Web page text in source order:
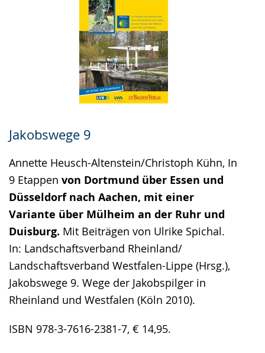
Jakobswege 9
Annette Heusch-Altenstein/Christoph Kühn, In
9 Etappen von Dortmund über Essen und
Düsseldorf nach Aachen, mit einer
Variante über Mülheim an der Ruhr und
Duisburg. Mit Beiträgen von Ulrike Spichal.
In: Landschaftsverband Rheinland/
Landschaftsverband Westfalen-Lippe (Hrsg.),
Jakobswege 9. Wege der Jakobspilger in
Rheinland und Westfalen (Köln 2010).
ISBN 978-3-7616-2381-7, € 14,95.